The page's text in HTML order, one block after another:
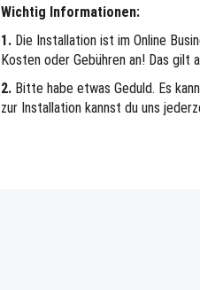
Wichtig Informationen:
1. Die Installation ist im Online
Kosten oder Gebühren an! Das gilt
2. Bitte habe etwas Geduld. Es
zur Installation kannst du uns